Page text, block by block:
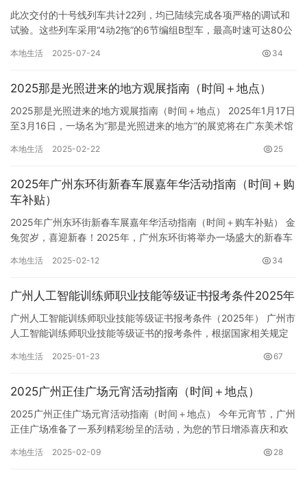
此次交付的十号线列车共计22列，均已陆续完成各项严格的调试和
试验。这些列车采用“4动2拖”的6节编组B型车，最高时速可达80公
本地生活 2025-07-24 34
2025那是光照进来的地方观展指南（时间＋地点）
2025那是光照进来的地方观展指南（时间＋地点） 2025年1月17日
至3月16日，一场名为“那是光照进来的地方”的展览将在广东美术馆
本地生活 2025-02-22 25
2025年广州东环街新春车展嘉年华活动指南（时间＋购
车补贴）
2025年广州东环街新春车展嘉年华活动指南（时间＋购车补贴） 金
兔贺岁，喜迎新春！2025年，广州东环街将举办一场盛大的新春车
本地生活 2025-02-12 34
广州人工智能训练师职业技能等级证书报考条件2025年
广州人工智能训练师职业技能等级证书报考条件（2025年） 广州市
人工智能训练师职业技能等级证书的报考条件，根据国家相关规定
本地生活 2025-01-23 67
2025广州正佳广场元宵活动指南（时间＋地点）
2025广州正佳广场元宵活动指南（时间＋地点） 今年元宵节，广州
正佳广场准备了一系列精彩纷呈的活动，为您的节日增添喜庆和欢
本地生活 2025-02-09 28